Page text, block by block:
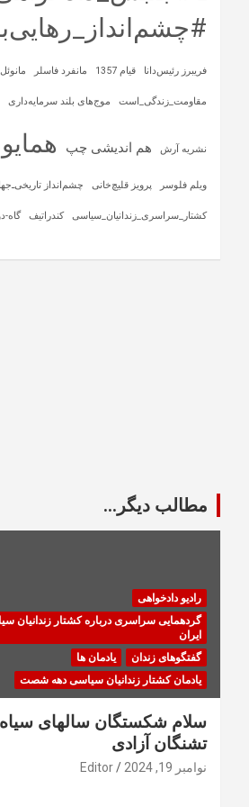
فریبرز رئیس‌دانا قیام 1357 مانفرد فاسلر
مقاومت_زندگی_است موج‌های بلند سرمایه‌داری
نشریه آرش هم اندیشی چپ
ویلم فلوسر پرویز قلیچ‌خانی چشم‌انداز
کشتار_سراسری_زندانیان_سیاسی کندراتیف گاه-
مطالب دیگر...
رادیو دادخواهی
گردهمایی سراسری درباره کشتار زندانیان
ایران
گفتگوهای زندان
یادمان ها
یادمان کشتار زندانیان سیاسی دهه شصت
سلام شکستگان سالهای سیاه
تشنگان آزادی
نوامبر 19, 2024 Editor